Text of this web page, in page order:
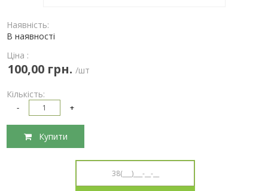
Наявність:
В наявності
Ціна :
100,00 грн. /шт
Кількість:
- +
Купити